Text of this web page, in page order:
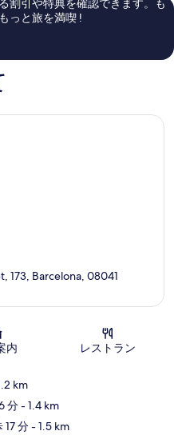
チ828
っと旅を満喫 !
173, Barcelona, 08041
内 レストラン
km
分- 1.4 km
17 分- 1.5 km